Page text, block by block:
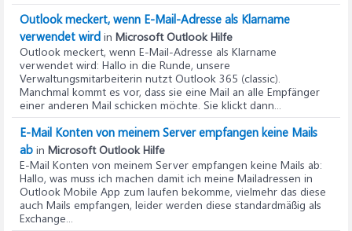
Outlook meckert, wenn E-Mail-Adresse als Klarname
verwendet wird in Microsoft Outlook Hilfe
Outlook meckert, wenn E-Mail-Adresse als Klarname
verwendet wird: Hallo in die Runde, unsere
Verwaltungsmitarbeiterin nutzt Outlook 365 (classic).
Manchmal kommt es vor, dass sie eine Mail an alle Empfänger
einer anderen Mail schicken möchte. Sie klickt dann...
E-Mail Konten von meinem Server empfangen keine Mails
ab in Microsoft Outlook Hilfe
E-Mail Konten von meinem Server empfangen keine Mails ab:
Hallo, was muss ich machen damit ich meine Mailadressen in
Outlook Mobile App zum laufen bekomme, vielmehr das diese
auch Mails empfangen, leider werden diese standardmäßig als
Exchange...